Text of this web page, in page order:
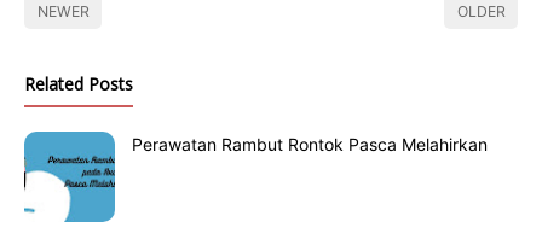
NEWER OLDER
Related Posts
Perawatan Rambut Rontok Pasca Melahirkan